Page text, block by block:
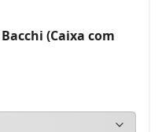
(Caixa com